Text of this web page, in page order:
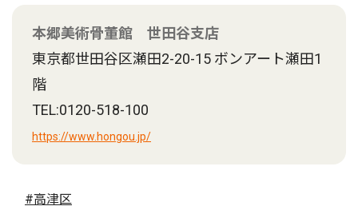
本郷美術骨董館 世田谷支店
東京都世田谷区瀬田2-20-15 ボンアート瀬田1
階
TEL:0120-518-100
https://www.hongou.jp/
#高津区